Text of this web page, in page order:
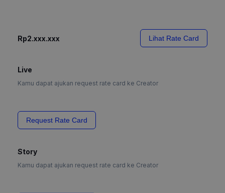
Rp2.xxx.xxx Lihat Rate Card
Live
Kamu dapat ajukan request rate card ke Creator
Request Rate Card
Story
Kamu dapat ajukan request rate card ke Creator